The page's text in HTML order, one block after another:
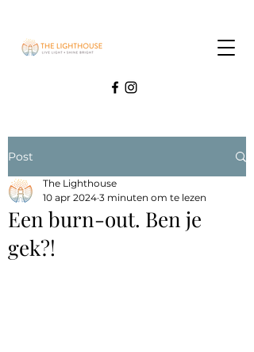
Post
Een burn-out. Ben je
gek?!
The Lighthouse
10 apr 2024 3 minuten om te lezen